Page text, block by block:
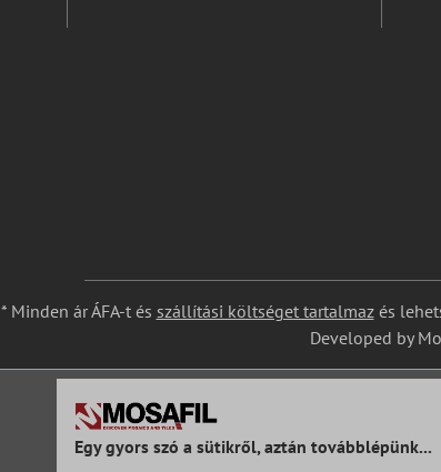
* Minden ár ÁFA-t és szállítási költséget tartalmazés
Developed by
Egy gyors szó a sütikről, aztán továbblépünk...